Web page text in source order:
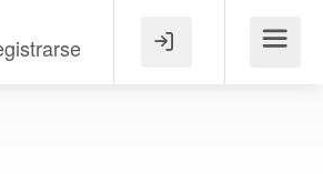
Menú